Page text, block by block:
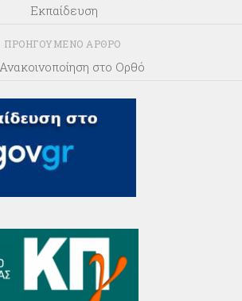
Εκπαίδευση
ΠΡΟΗΓΟΎΜΕΝΟ ΆΡΘΡΟ
στο Ορθό